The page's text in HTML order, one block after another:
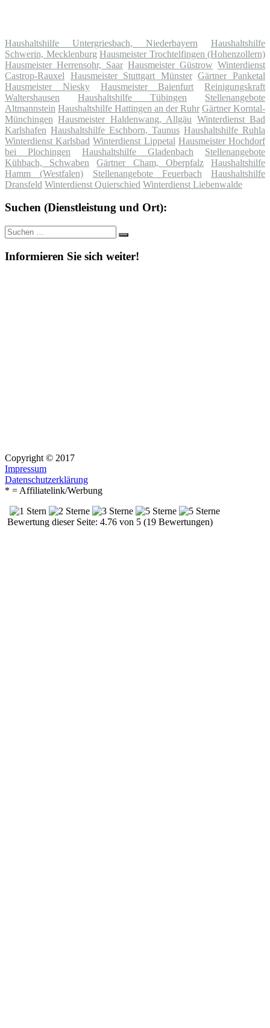
Haushaltshilfe Untergriesbach, Niederbayern
Haushaltshilfe
Schwerin, Mecklenburg Hausmeister Trochtelfingen (Hohenzollern)
Hausmeister Herrensohr, Saar Hausmeister Güstrow Winterdienst
Castrop-Rauxel
Hausmeister Stuttgart Münster Gärtner Panketal
Hausmeister Niesky
Hausmeister Baienfurt
Reinigungskraft
Waltershausen
Haushaltshilfe Tübingen
Stellenangebote
Altmannstein Haushaltshilfe Hattingen an der Ruhr Gärtner Korntal-
Münchingen Hausmeister Haldenwang, Allgäu Winterdienst Bad
Karlshafen Haushaltshilfe Eschborn, Taunus Haushaltshilfe Ruhla
Winterdienst Karlsbad Winterdienst Lippetal Hausmeister Hochdorf
bei Plochingen
Haushaltshilfe Gladenbach
Stellenangebote
Kühbach, Schwaben
Gärtner Cham, Oberpfalz
Haushaltshilfe
Hamm (Westfalen)
Stellenangebote Feuerbach
Haushaltshilfe
Dransfeld Winterdienst Quierschied Winterdienst Liebenwalde
Suchen (Dienstleistung und Ort):
Suche
nach:
Suchen
Informieren Sie sich weiter!
Copyright © 2017
Impressum
Datenschutzerklärung
* = Affiliatelink/Werbung
Bewertung dieser Seite: 4.76 von 5 (19 Bewertungen)